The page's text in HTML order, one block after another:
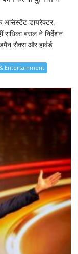
असिस्टेंट डायरेक्टर,
बंसल ने निर्देशन
सैक्स और हार्वर्ड
Entertainment